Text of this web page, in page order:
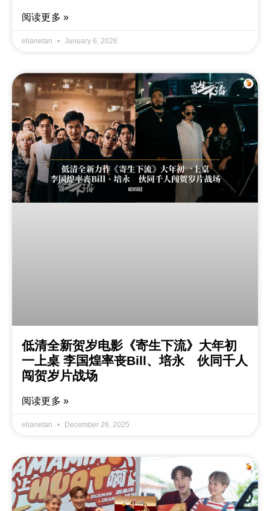
阅读更多 »
elianetan January 6, 2026
低清全新贺岁电影《寄生下流》大年初
一上桌 李国煌率丧Bill、培永 伙同千人
闯贺岁片战场
阅读更多 »
elianetan December 26, 2025